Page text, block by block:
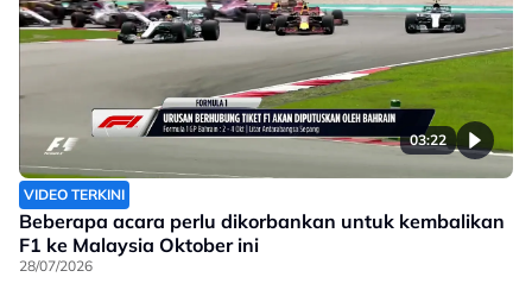
03:22
VIDEO TERKINI
Beberapa acara perlu dikorbankan untuk kembalikan
F1 ke Malaysia Oktober ini
28/07/2026